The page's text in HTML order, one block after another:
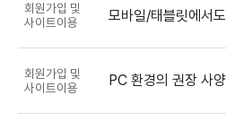
회원가입 및
사이트이용
모바일/태블릿에서
회원가입 및
사이트이용
PC 환경의 권장 사